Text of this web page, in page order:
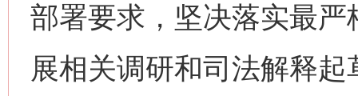
部署要求，坚决落实最
展相关调研和司法解释